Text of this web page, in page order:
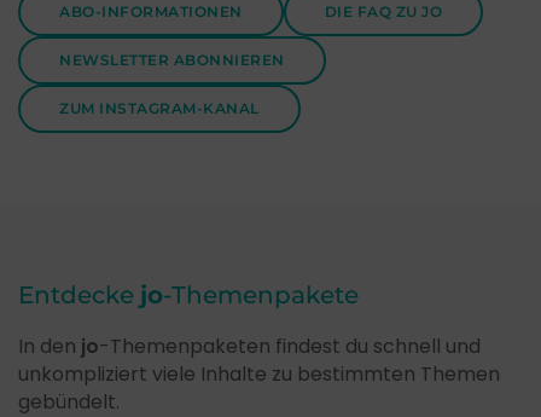
ABO-INFORMATIONEN DIE FAQ ZU JO
NEWSLETTER ABONNIEREN
ZUM INSTAGRAM-KANAL
Entdecke jo-Themenpakete
In den jo-Themenpaketen findest du schnell und
unkompliziert viele Inhalte zu bestimmten Themen
gebündelt.